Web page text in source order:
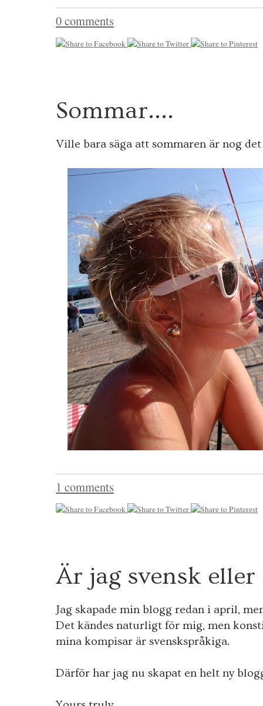
0 comments
Sommar....
Ville bara säga att sommaren är nog
1 comments
Är jag svensk
Jag skapade min blogg redan i april,
Det kändes naturligt för mig, men
mina kompisar är svenskspråkiga.
Därför har jag nu skapat en helt ny